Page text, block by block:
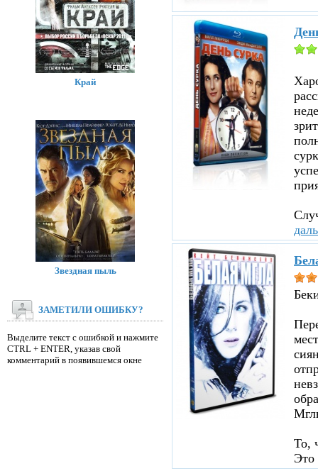
То,
Край
Звездная пыль
ЗАМЕТИЛИ ОШИБКУ?
Выделите текст с ошибкой и нажмите
CTRL + ENTER, указав свой
комментарий в появившемся окне